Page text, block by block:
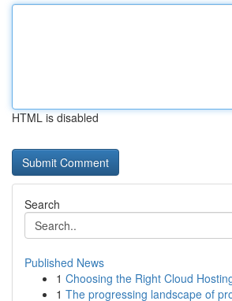
HTML is disabled
Search
Published News
1 Choosing the Right Cloud
1 The progressing landscape of